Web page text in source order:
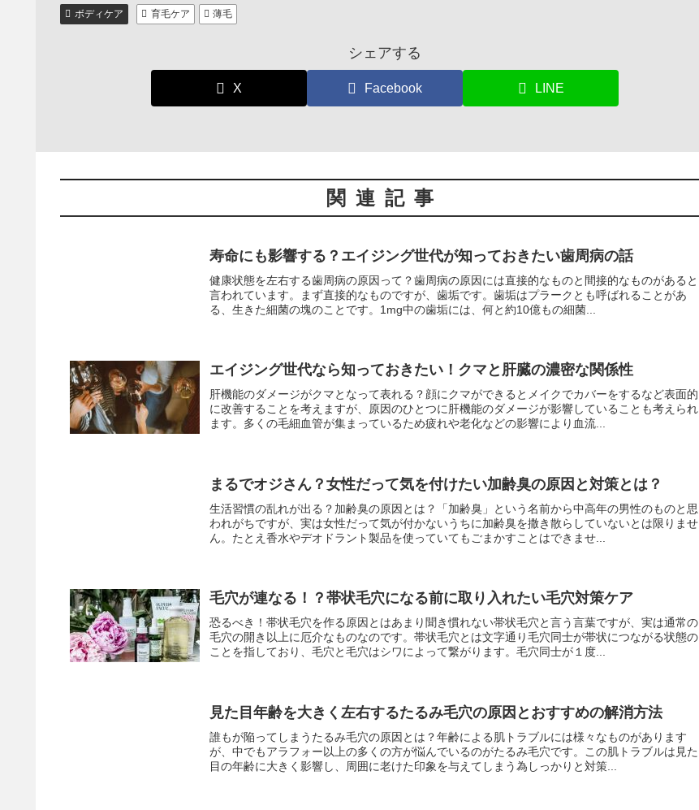
ボディケア 育毛ケア 薄毛
シェアする
X Facebook LINE
関連記事
寿命にも影響する？エイジング世代が知っておきたい歯周病の話
健康状態を左右する歯周病の原因って？歯周病の原因には直接的なものと間接的なものがあると
言われています。まず直接的なものですが、歯垢です。歯垢はプラークとも呼ばれることがあ
る、生きた細菌の塊のことです。1mg中の歯垢には、何と約10億もの細菌...
エイジング世代なら知っておきたい！クマと肝臓の濃密な関係性
肝機能のダメージがクマとなって表れる？顔にクマができるとメイクでカバーをするなど表面的
に改善することを考えますが、原因のひとつに肝機能のダメージが影響していることも考えられ
ます。多くの毛細血管が集まっているため疲れや老化などの影響により血流...
まるでオジさん？女性だって気を付けたい加齢臭の原因と対策とは？
生活習慣の乱れが出る？加齢臭の原因とは？「加齢臭」という名前から中高年の男性のものと思
われがちですが、実は女性だって気が付かないうちに加齢臭を撒き散らしていないとは限りませ
ん。たとえ香水やデオドラント製品を使っていてもごまかすことはできませ...
毛穴が連なる！？帯状毛穴になる前に取り入れたい毛穴対策ケア
恐るべき！帯状毛穴を作る原因とはあまり聞き慣れない帯状毛穴と言う言葉ですが、実は通常の
毛穴の開き以上に厄介なものなのです。帯状毛穴とは文字通り毛穴同士が帯状につながる状態の
ことを指しており、毛穴と毛穴はシワによって繋がります。毛穴同士が１度...
見た目年齢を大きく左右するたるみ毛穴の原因とおすすめの解消方法
誰もが陥ってしまうたるみ毛穴の原因とは？年齢による肌トラブルには様々なものがあります
が、中でもアラフォー以上の多くの方が悩んでいるのがたるみ毛穴です。この肌トラブルは見た
目の年齢に大きく影響し、周囲に老けた印象を与えてしまう為しっかりと対策...